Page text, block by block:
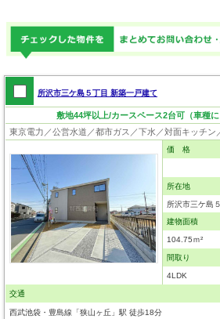
所沢市三ケ島５丁目 新築一戸建て
敷地44坪以上/カースペース2台可（車種
価 格
所在地
所沢市三ケ島
建物面積
104.75ｍ²
間取り
4LDK
交通
西武池袋・豊島線「狭山ヶ丘」駅 徒歩18分